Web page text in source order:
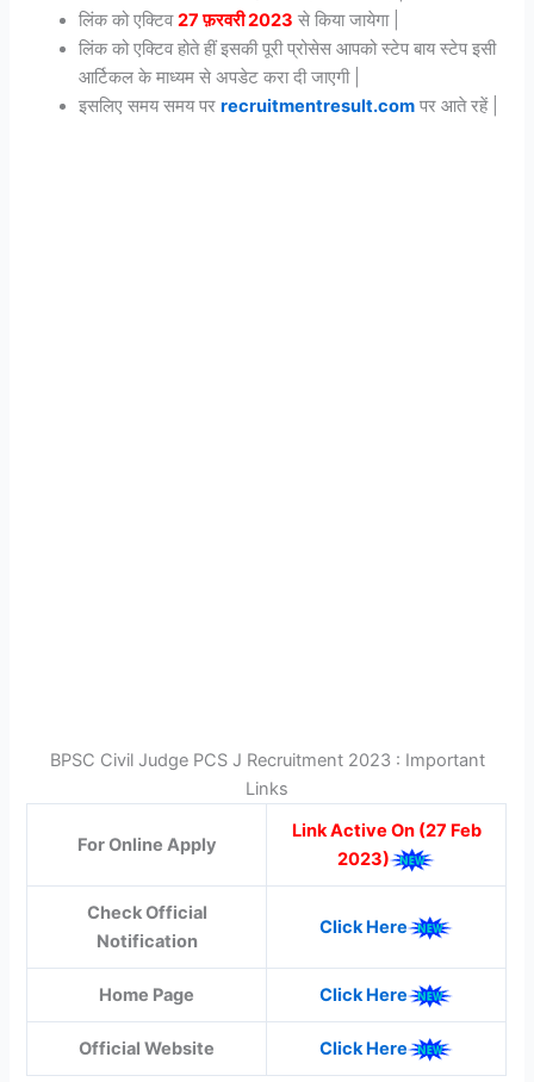
लिंक को एक्टिव27 फ़रवरी 2023 से किया जायेगा |
लिंक को एक्टिव होते हीं इसकी पूरी प्रोसेस आपको स्टेप बाय स्टेप इसी
आर्टिकल के माध्यम से अपडेट करा दी जाएगी |
इसलिए समय समय परrecruitmentresult.com पर आते रहें |
BPSC Civil Judge PCS J Recruitment 2023 : Important
Links
For Online Apply
Link Active On (27 Feb
2023)
Check Official
Notification
Click Here
Home Page Click Here
Official Website Click Here